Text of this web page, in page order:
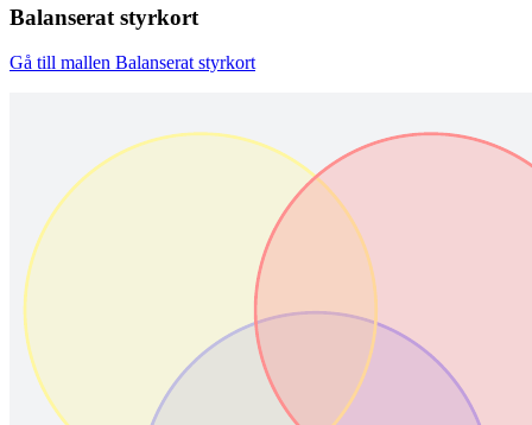
Balanserat styrkort
Gå till mallen Balanserat styrkort